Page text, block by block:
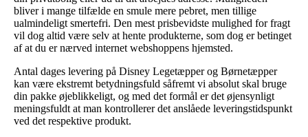
bliver i mange tilfælde en smule mere pebret, men tillige
ualmindeligt smertefri. Den mest prisbevidste mulighed for fragt
vil dog altid være selv at hente produkterne, som dog er betinget
af at du er nærved internet webshoppens hjemsted.
Antal dages levering på Disney Legetæpper og Børnetæpper
kan være ekstremt betydningsfuld såfremt vi absolut skal bruge
din pakke øjeblikkeligt, og med det formål er det øjensynligt
meningsfuldt at man kontrollerer det anslåede leveringstidspunkt
ved det respektive produkt.